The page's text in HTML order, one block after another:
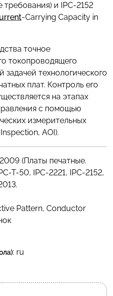
и IPC-2152
-Carrying Capacity in
точное
токопроводящего
задачей технологического
плат. Контроль его
на этапах
с помощью
измерительных
AOI).
(Платы печатные.
T-50, IPC-2221, IPC-2152,
Pattern, Conductor
: ru